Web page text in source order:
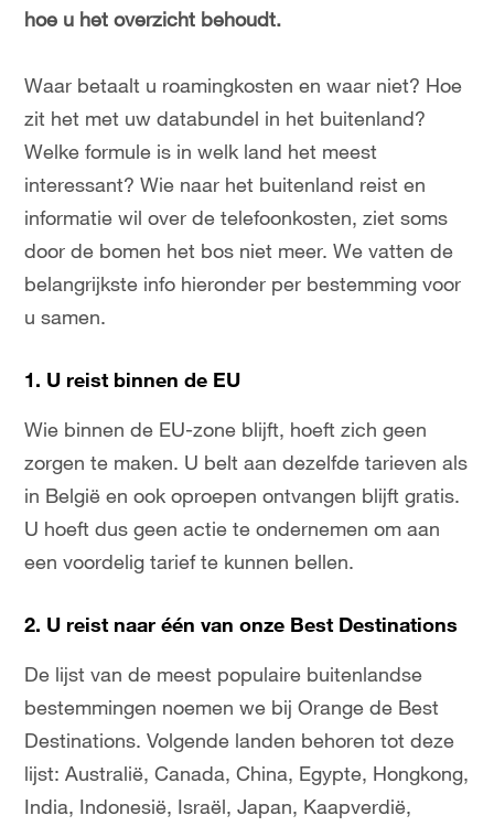
hoe u het overzicht behoudt.
Waar betaalt u roamingkosten en waar niet? Hoe
zit het met uw databundel in het buitenland?
Welke formule is in welk land het meest
interessant? Wie naar het buitenland reist en
informatie wil over de telefoonkosten, ziet soms
door de bomen het bos niet meer. We vatten de
belangrijkste info hieronder per bestemming voor
u samen.
1. U reist binnen de EU
Wie binnen de EU-zone blijft, hoeft zich geen
zorgen te maken. U belt aan dezelfde tarieven als
in België en ook oproepen ontvangen blijft gratis.
U hoeft dus geen actie te ondernemen om aan
een voordelig tarief te kunnen bellen.
2. U reist naar één van onze Best Destinations
De lijst van de meest populaire buitenlandse
bestemmingen noemen we bij Orange de Best
Destinations. Volgende landen behoren tot deze
lijst: Australië, Canada, China, Egypte, Hongkong,
India, Indonesië, Israël, Japan, Kaapverdië,